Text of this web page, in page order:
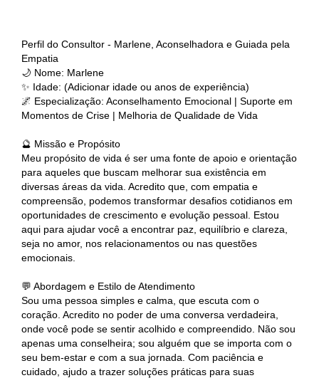
Perfil do Consultor - Marlene, Aconselhadora e Guiada pela
Empatia
🌙 Nome: Marlene
✨ Idade: (Adicionar idade ou anos de experiência)
🌌 Especialização: Aconselhamento Emocional | Suporte em
Momentos de Crise | Melhoria de Qualidade de Vida
🔮 Missão e Propósito
Meu propósito de vida é ser uma fonte de apoio e orientação
para aqueles que buscam melhorar sua existência em
diversas áreas da vida. Acredito que, com empatia e
compreensão, podemos transformar desafios cotidianos em
oportunidades de crescimento e evolução pessoal. Estou
aqui para ajudar você a encontrar paz, equilíbrio e clareza,
seja no amor, nos relacionamentos ou nas questões
emocionais.
💬 Abordagem e Estilo de Atendimento
Sou uma pessoa simples e calma, que escuta com o
coração. Acredito no poder de uma conversa verdadeira,
onde você pode se sentir acolhido e compreendido. Não sou
apenas uma conselheira; sou alguém que se importa com o
seu bem-estar e com a sua jornada. Com paciência e
cuidado, ajudo a trazer soluções práticas para suas